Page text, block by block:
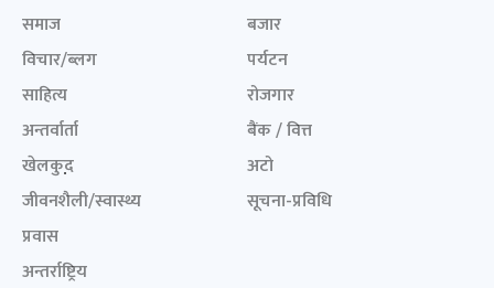
समाज
विचार/ब्लग
साहित्य
अन्तर्वार्ता
खेलकुद़़
जीवनशैली/स्वास्थ्य
प्रवास
अन्तर्राष्ट्रिय
बजार
पर्यटन
रोजगार
बैंक / वित्त
अटो
सूचना-प्रविधि